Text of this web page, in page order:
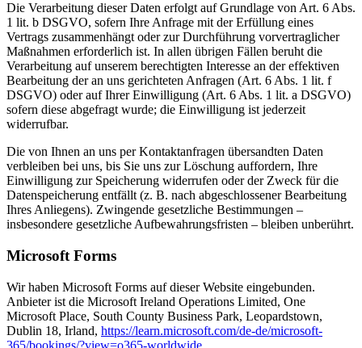
Die Verarbeitung dieser Daten erfolgt auf Grundlage von Art. 6 Abs.
1 lit. b DSGVO, sofern Ihre Anfrage mit der Erfüllung eines
Vertrags zusammenhängt oder zur Durchführung vorvertraglicher
Maßnahmen erforderlich ist. In allen übrigen Fällen beruht die
Verarbeitung auf unserem berechtigten Interesse an der effektiven
Bearbeitung der an uns gerichteten Anfragen (Art. 6 Abs. 1 lit. f
DSGVO) oder auf Ihrer Einwilligung (Art. 6 Abs. 1 lit. a DSGVO)
sofern diese abgefragt wurde; die Einwilligung ist jederzeit
widerrufbar.
Die von Ihnen an uns per Kontaktanfragen übersandten Daten
verbleiben bei uns, bis Sie uns zur Löschung auffordern, Ihre
Einwilligung zur Speicherung widerrufen oder der Zweck für die
Datenspeicherung entfällt (z. B. nach abgeschlossener Bearbeitung
Ihres Anliegens). Zwingende gesetzliche Bestimmungen –
insbesondere gesetzliche Aufbewahrungsfristen – bleiben unberührt.
Microsoft Forms
Wir haben Microsoft Forms auf dieser Website eingebunden.
Anbieter ist die Microsoft Ireland Operations Limited, One
Microsoft Place, South County Business Park, Leopardstown,
Dublin 18, Irland, https://learn.microsoft.com/de-de/microsoft-
365/bookings/?view=o365-worldwide